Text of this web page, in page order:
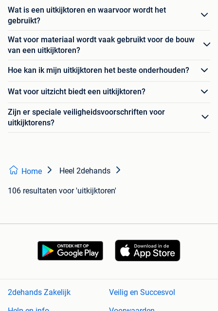
Wat is een uitkijktoren en waarvoor wordt het
gebruikt?
Wat voor materiaal wordt vaak gebruikt voor de bouw
van een uitkijktoren?
Hoe kan ik mijn uitkijktoren het beste onderhouden?
Wat voor uitzicht biedt een uitkijktoren?
Zijn er speciale veiligheidsvoorschriften voor
uitkijktorens?
Home Heel 2dehands
106 resultaten voor 'uitkijktoren'
2dehands Zakelijk
Veilig en Succesvol